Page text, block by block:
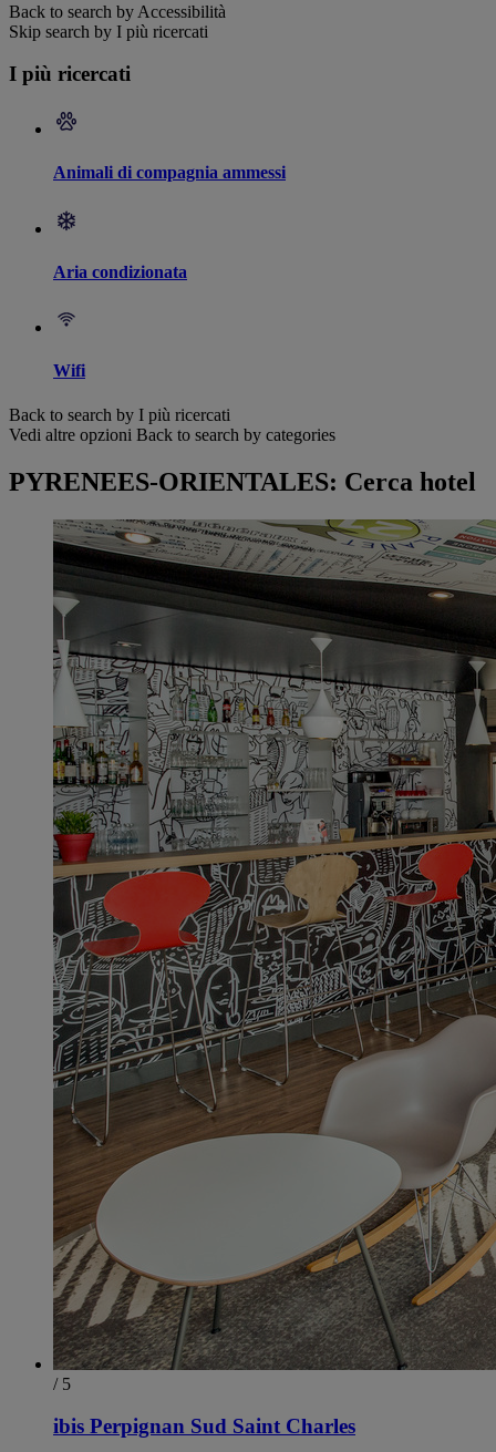
Back to search by Accessibilità
Skip search by I più ricercati
I più ricercati
Animali di compagnia ammessi
Aria condizionata
Wifi
Back to search by I più ricercati
Vedi altre opzioni Back to search by categories
PYRENEES-ORIENTALES: Cerca hotel
/ 5
ibis Perpignan Sud Saint Charles